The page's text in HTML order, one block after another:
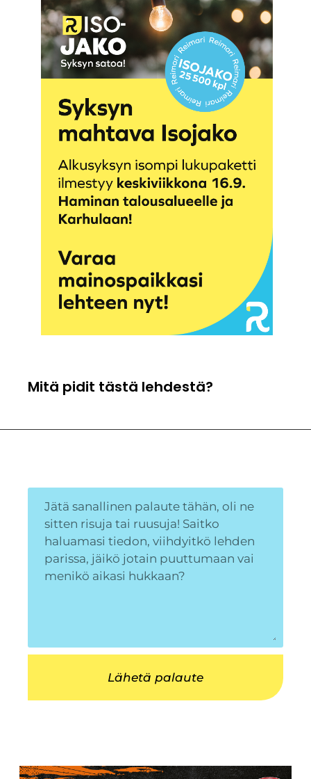
Mitä pidit tästä lehdestä?
Lähetä palaute